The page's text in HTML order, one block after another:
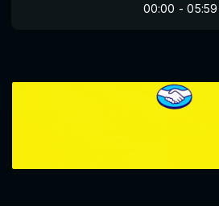
00:00 - 05:59